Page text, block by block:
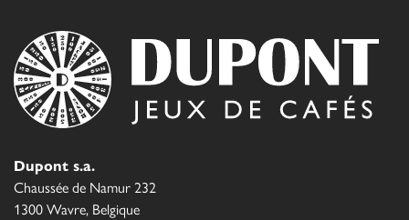
Dupont s.a.
Chaussée de Namur 232
1300 Wavre, Belgique